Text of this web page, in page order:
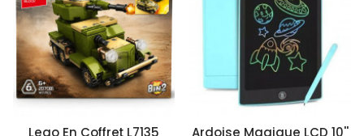
Lego En Coffret L7135
Ardoise Magique LCD 10''